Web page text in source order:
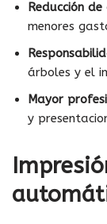
Reducción de
menores
árboles y el
Mayor
y